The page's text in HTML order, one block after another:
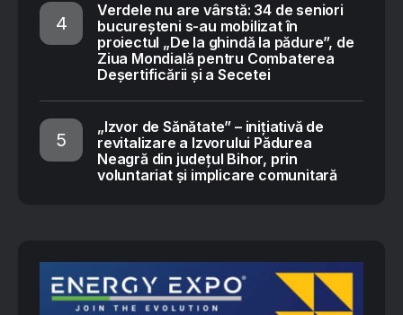
Verdele nu are vârstă: 34 de seniori
bucureșteni s-au mobilizat în
proiectul „De la ghindă la pădure”, de
Ziua Mondială pentru Combaterea
Deșertificării și a Secetei
„Izvor de Sănătate” – inițiativă de
revitalizare a Izvorului Pădurea
Neagră din județul Bihor, prin
voluntariat și implicare comunitară